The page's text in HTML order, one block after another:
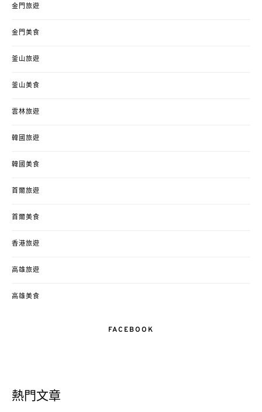
金門旅遊
金門美食
釜山旅遊
釜山美食
雲林旅遊
韓國旅遊
韓國美食
首爾旅遊
首爾美食
香港旅遊
高雄旅遊
高雄美食
FACEBOOK
熱門文章